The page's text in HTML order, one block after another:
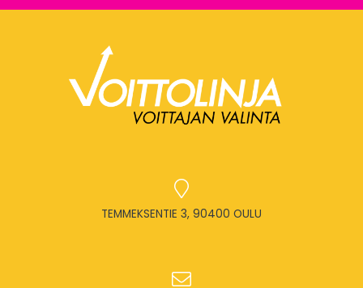
TEMMEKSENTIE 3, 90400 OULU